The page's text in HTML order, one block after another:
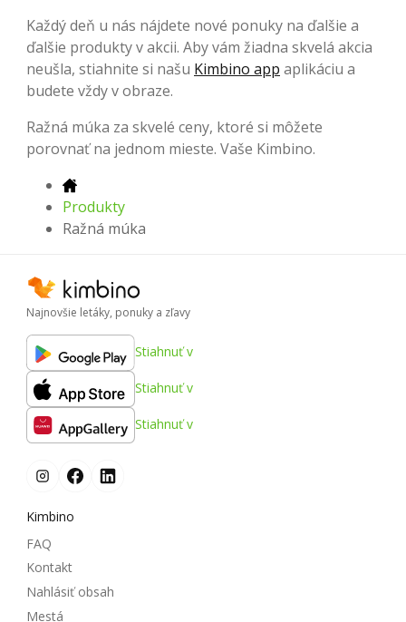
Každý deň u nás nájdete nové ponuky na ďalšie a
ďalšie produkty v akcii. Aby vám žiadna skvelá akcia
neušla, stiahnite si našu Kimbino app aplikáciu a
budete vždy v obraze.
Ražná múka za skvelé ceny, ktoré si môžete
porovnať na jednom mieste. Vaše Kimbino.
Produkty
Ražná múka
Najnovšie letáky, ponuky a zľavy
Stiahnuť v
Stiahnuť v
Stiahnuť v
Kimbino
FAQ
Kontakt
Nahlásiť obsah
Mestá